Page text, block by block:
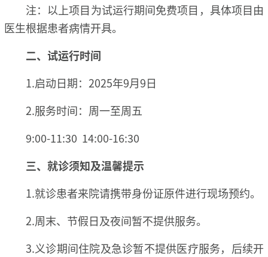
注：以上项目为试运行期间免费项目，具体项目由
医生根据患者病情开具。
二、试运行时间
1.启动日期：2025年9月9日
2.服务时间：周一至周五
9:00-11:30 14:00-16:30
三、就诊须知及温馨提示
1.就诊患者来院请携带身份证原件进行现场预约。
2.周末、节假日及夜间暂不提供服务。
3.义诊期间住院及急诊暂不提供医疗服务，后续开